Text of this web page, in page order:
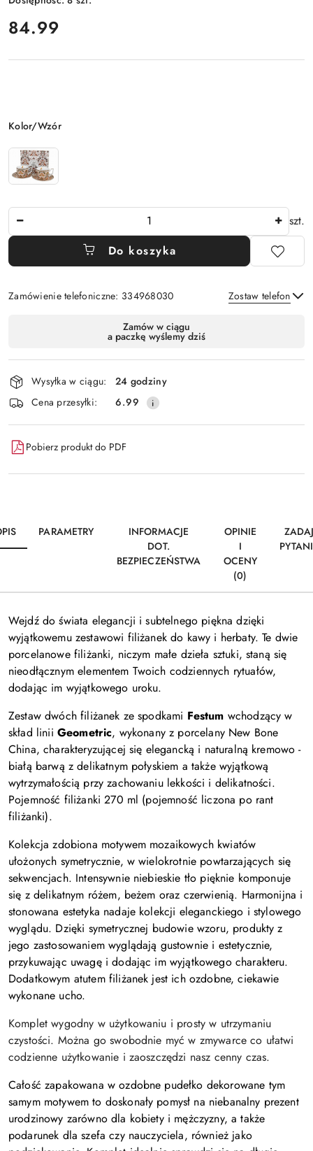
cena:
84.99
Wariant
Kolor/Wzór
szt.
Do koszyka
Zamówienie telefoniczne: 334968030 Zostaw telefon
Wyślij
dostawa
Zamów w ciągu
a paczkę wyślemy dziś
Wysyłka w ciągu:
24 godziny
Cena przesyłki:
6.99
Pobierz produkt do PDF
PARAMETRY
INFORMACJE
DOT.
BEZPIECZEŃSTWA
OPINIE
I
OCENY
(0)
Wejdź do świata elegancji i subtelnego piękna dzięki
wyjątkowemu zestawowi filiżanek do kawy i herbaty. Te dwie
porcelanowe filiżanki, niczym małe dzieła sztuki, staną się
nieodłącznym elementem Twoich codziennych rytuałów,
dodając im wyjątkowego uroku.
Zestaw dwóch filiżanek ze spodkami Festum wchodzący w
skład linii Geometric, wykonany z porcelany New Bone
China, charakteryzującej się elegancką i naturalną kremowo -
białą barwą z delikatnym połyskiem a także wyjątkową
wytrzymałością przy zachowaniu lekkości i delikatności.
Pojemność filiżanki270 ml (pojemność liczona po rant
filiżanki).
Kolekcjazdobiona motywem mozaikowych kwiatów
ułożonych symetrycznie, w wielokrotnie powtarzających się
sekwencjach. Intensywnie niebieskie tło pięknie komponuje
się z delikatnym różem, beżem oraz czerwienią. Harmonijna i
stonowana estetyka nadaje kolekcji eleganckiego i stylowego
wyglądu. Dzięki symetrycznej budowie wzoru, produkty z
jego zastosowaniem wyglądają gustownie i estetycznie,
przykuwając uwagę i dodając im wyjątkowego charakteru.
Dodatkowym atutem filiżanek jest ich ozdobne, ciekawie
wykonane ucho.
Komplet wygodny w użytkowaniu i prosty w utrzymaniu
czystości. Można go swobodnie myć w zmywarce co ułatwi
codzienne użytkowanie i zaoszczędzi nasz cenny czas.
Całość zapakowana w ozdobne pudełko dekorowane tym
samym motywem to doskonały pomysł na niebanalny prezent
urodzinowy zarówno dla kobiety i mężczyzny, a także
podarunek dla szefa czy nauczyciela, również jako